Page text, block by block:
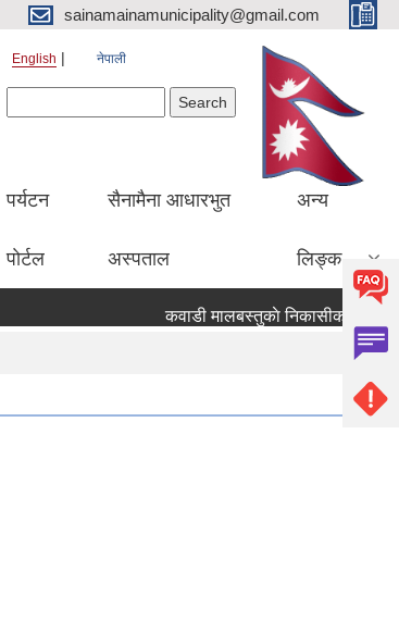
sainamainamunicipality@gmail.com
English नेपाली
पर्यटन
पाेर्टल
सैनामैना आधारभुत
अस्पताल
अन्य
लिङ्क
कवाडी मालबस्तुकाे निकासीका लागि